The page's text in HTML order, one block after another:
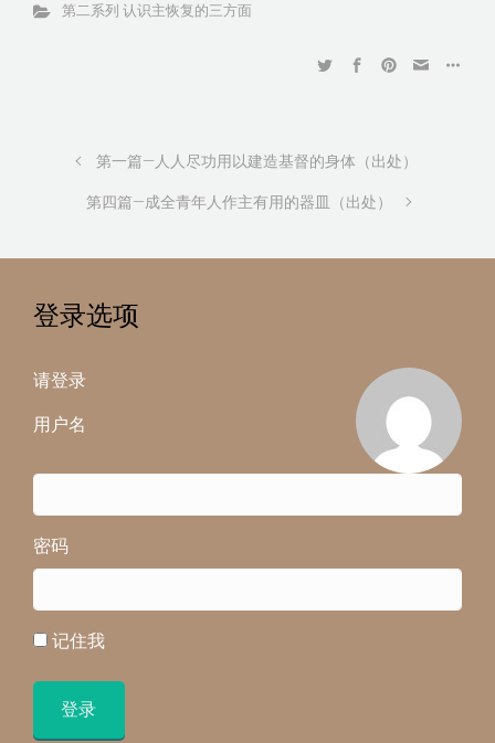
第二系列 认识主恢复的三方面
第一篇—人人尽功用以建造基督的身体（出处）
第四篇—成全青年人作主有用的器皿（出处）
登录选项
请登录
用户名
密码
记住我